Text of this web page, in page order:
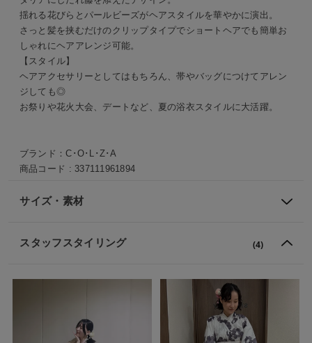
揺れる花びらとパールビーズがヘアスタイルを華やかに演出。
さっと髪を挟むだけのクリップタイプでショートヘアでも簡単お
しゃれにヘアアレンジ可能。
【スタイル】
ヘアアクセサリーとしてはもちろん、帯やバッグにつけてアレン
ジしても◎
お祭りや花火大会、デートなど、夏の浴衣スタイルに大活躍。
ブランド：C･O･L･Z･A
商品コード : 337111961894
サイズ・素材
スタッフスタイリング (4)